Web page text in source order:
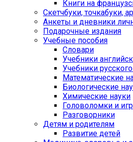
Книги на
Cкетчбуки, точкабуки,
Анкеты и дневники
Подарочные издания
Учебные пособия
Словари
Учебники
Учебники
Математические
Биологические
Химические науки
Головоломки и
Разговорники
Детям и родителям
Развитие детей